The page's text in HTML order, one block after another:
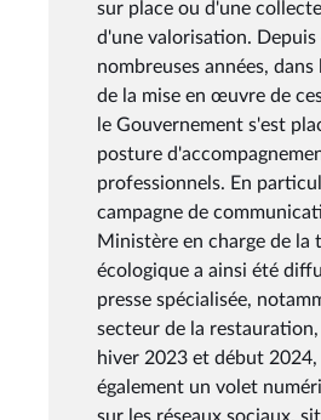
sur place ou d'une
d'une valorisation. Depuis
nombreuses années,
de la mise en œuvre de
le Gouvernement s'est
posture
professionnels. En
campagne de
Ministère en charge de la
écologique a ainsi été
presse spécialisée,
secteur de la
hiver 2023 et début
également un volet
sur les réseaux sociaux,